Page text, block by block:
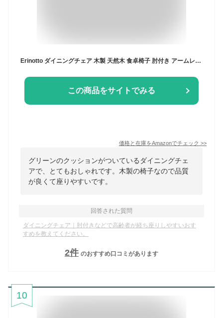
この商品をサイトでみる
価格と在庫をAmazonでチェック >>
グリーンのクッションがついているダイニングチェ
アで、とてもおしゃれです。木製の椅子なので品質
が良くて座りやすいです。
回答された質問
ダイニングチェア｜肘付きなどで高齢者が経ち座りしやすいおす
すめを教えてください。
2件 のおすすめ口コミがあります
10